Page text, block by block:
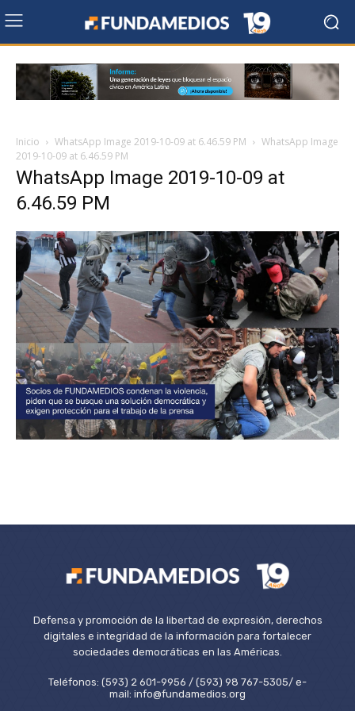
Inicio WhatsApp Image 2019-10-09 at 6.46.59 PM
WhatsApp Image
2019-10-09 at 6.46.59 PM
WhatsApp Image 2019-10-09 at
6.46.59 PM
Defensa y promoción de la libertad de expresión, derechos
digitales e integridad de la información para fortalecer
sociedades democráticas en las Américas.
Teléfonos: (593) 2 601-9956 / (593) 98 767-5305/ e-
mail: info@fundamedios.org